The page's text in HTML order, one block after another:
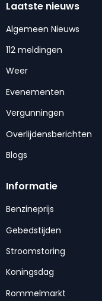
Laatste nieuws
Algemeen Nieuws
112 meldingen
Weer
Evenementen
Vergunningen
Overlijdensberichten
Blogs
Informatie
Benzineprijs
Gebedstijden
Stroomstoring
Koningsdag
Rommelmarkt